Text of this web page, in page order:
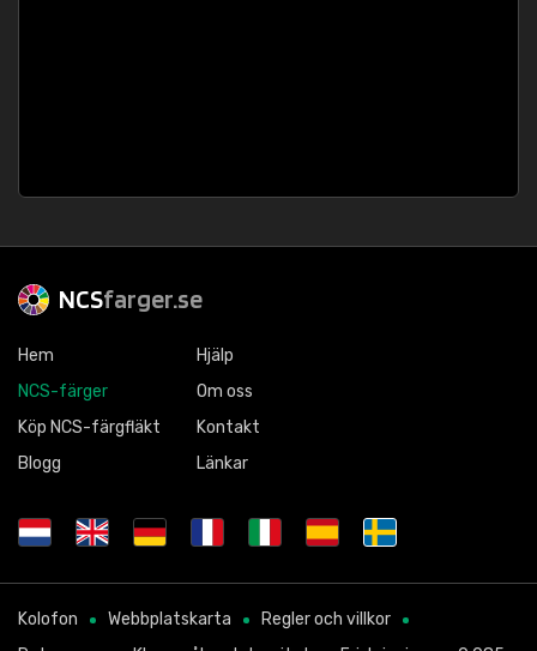
NCSfarger.se
Hem
NCS-färger
Köp NCS-färgfläkt
Blogg
Hjälp
Om oss
Kontakt
Länkar
Kolofon Webbplatskarta
Regler och villkor